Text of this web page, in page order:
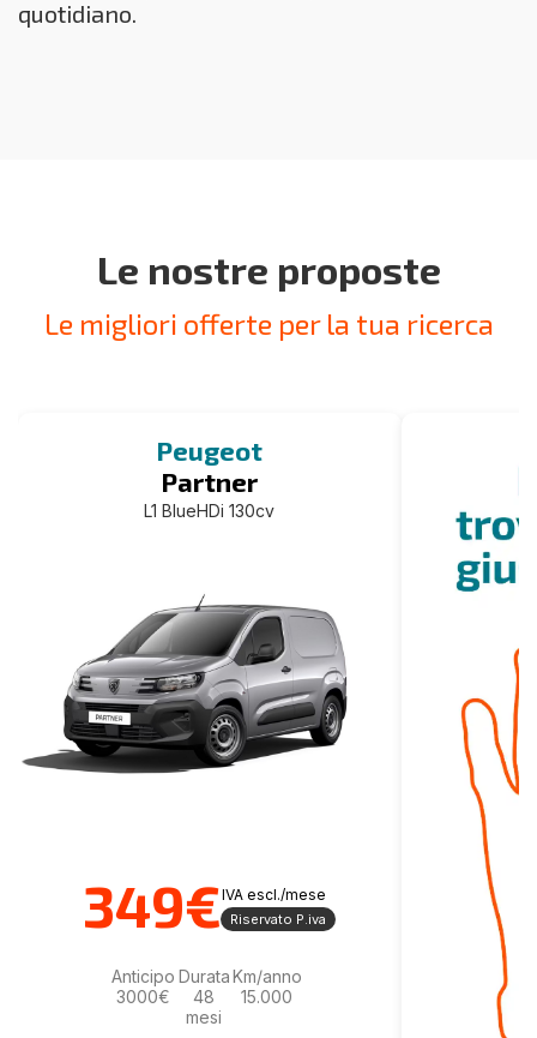
quotidiano.
Le nostre proposte
Le migliori offerte per la tua ricerca
Peugeot
Partner
L1 BlueHDi 130cv
349€IVA escl./mese
Riservato P.iva
Anticipo
3000€
Durata
48
mesi
Km/anno
15.000